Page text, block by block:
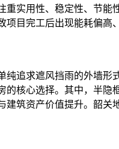
重实用性、稳定性、节能
目完工后出现能耗偏高
追求遮风挡雨的外墙形
的核心选择。其中，半隐
筑资产价值提升。韶关